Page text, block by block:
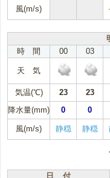
風(m/s)
時 間
00 03
天 気
気温(℃) 23 23
降水量(mm)
0 0
風(m/s) 静穏 静穏
日 付